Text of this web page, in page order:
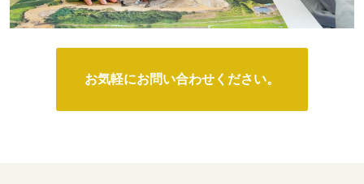
お気軽にお問い合わせください。